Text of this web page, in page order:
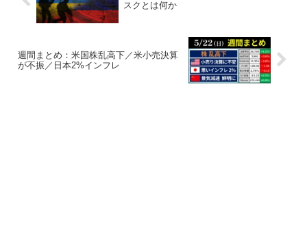
スクとは何か
週間まとめ：米国株乱高下／米小売決算
が不振／日本2%インフレ